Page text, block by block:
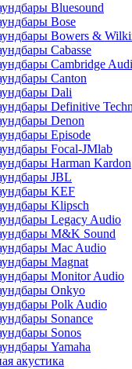
Bluesound
Bose
Bowers &
Cabasse
Cambridge
Canton
Dali
Definitive
Denon
Episode
Focal-JMlab
Harman Kardon
JBL
KEF
Klipsch
Legacy Audio
M&K Sound
Mac Audio
Magnat
Monitor Audio
Onkyo
Polk Audio
Sonance
Sonos
Yamaha
акустика